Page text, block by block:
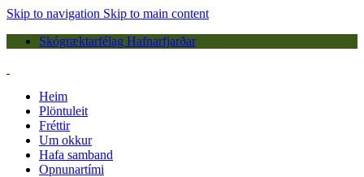
Skip to navigation Skip to main content
Skógræktarfélag Hafnarfjarðar
Heim
Plöntuleit
Fréttir
Um okkur
Hafa samband
Opnunartími